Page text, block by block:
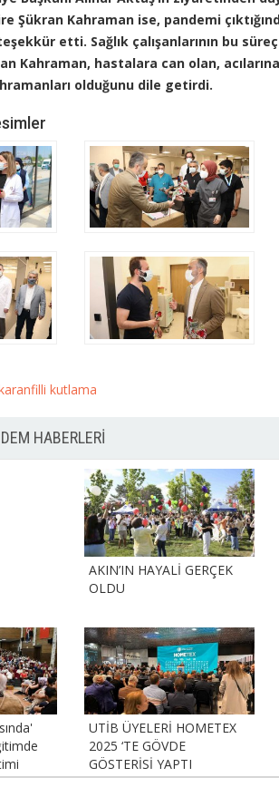
Şükran Kahraman ise, pandemi
etti. Sağlık çalışanlarının bu
Kahraman, hastalara can olan,
olduğunu dile getirdi.
kutlama
HABERLERİ
AKIN’IN HAYALİ GERÇEK
OLDU
UTİB ÜYELERİ HOMETEX
2025 ‘TE GÖVDE
GÖSTERİSİ YAPTI